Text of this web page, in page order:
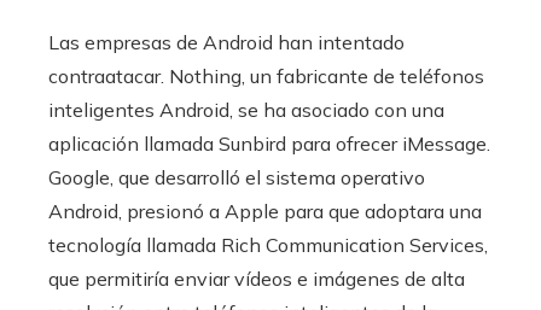
Las empresas de Android han intentado
contraatacar. Nothing, un fabricante de teléfonos
inteligentes Android, se ha asociado con una
aplicación llamada Sunbird para ofrecer iMessage.
Google, que desarrolló el sistema operativo
Android, presionó a Apple para que adoptara una
tecnología llamada Rich Communication Services,
que permitiría enviar vídeos e imágenes de alta